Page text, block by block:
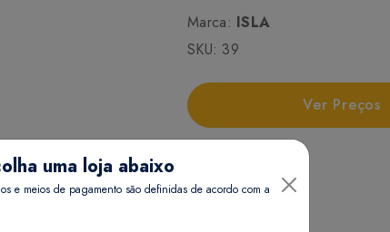
Marca: ISLA
SKU: 39
Ver Preços
uma loja abaixo
e meios de pagamento são definidas de acordo com a